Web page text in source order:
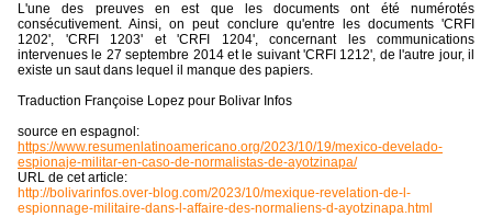
L'une des preuves en est que les documents ont été numérotés
consécutivement. Ainsi, on peut conclure qu'entre les documents 'CRFI
1202', 'CRFI 1203' et 'CRFI 1204', concernant les communications
intervenues le 27 septembre 2014 et le suivant 'CRFI 1212', de l'autre jour, il
existe un saut dans lequel il manque des papiers.
Traduction Françoise Lopez pour Bolivar Infos
source en espagnol:
https://www.resumenlatinoamericano.org/2023/10/19/mexico-develado-
espionaje-militar-en-caso-de-normalistas-de-ayotzinapa/
URL de cet article:
http://bolivarinfos.over-blog.com/2023/10/mexique-revelation-de-l-
espionnage-militaire-dans-l-affaire-des-normaliens-d-ayotzinapa.html